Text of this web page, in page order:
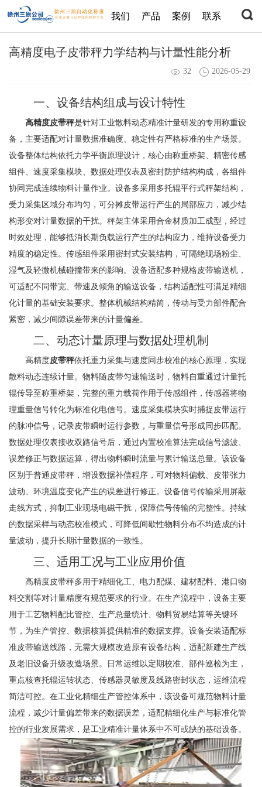
我们 产品 案例 联系
高精度电子皮带秤力学结构与计量性能分析
32 2026-05-29
一、设备结构组成与设计特性
高精度皮带秤是针对工业散料动态精准计量研发的专用称重设
备，主要适配对计量数据准确度、稳定性有严格标准的生产场景。
设备整体结构依托力学平衡原理设计，核心由称重桥架、精密传感
组件、速度采集模块、数据处理仪表及密封防护结构构成，各组件
协同完成连续物料计量作业。设备多采用多托辊平行式秤架结构，
受力采集区域分布均匀，可分摊皮带运行产生的局部应力，减少结
构形变对计量数据的干扰。秤架主体采用合金材质加工成型，经过
时效处理，能够抵消长期负载运行产生的结构应力，维持设备受力
精度的稳定性。传感组件采用密封式安装结构，可隔绝现场粉尘、
湿气及轻微机械碰撞带来的影响。设备适配多种规格皮带输送机，
可适配不同带宽、带速及倾角的输送设备，结构适配性可满足精细
化计量的基础安装要求。整体机械结构精简，传动与受力部件配合
紧密，减少间隙误差带来的计量偏差。
二、动态计量原理与数据处理机制
高精度皮带秤依托重力采集与速度同步校准的核心原理，实现
散料动态连续计量。物料随皮带匀速输送时，物料自重通过计量托
辊传导至称重桥架，完整的重力载荷作用于传感组件，传感器将物
理重量信号转化为标准化电信号。速度采集模块实时捕捉皮带运行
的脉冲信号，记录皮带瞬时运行参数，与重量信号形成同步匹配。
数据处理仪表接收双路信号后，通过内置校准算法完成信号滤波、
误差修正与数据运算，得出物料瞬时流量与累计输送总量。该设备
区别于普通皮带秤，增设数据补偿程序，可对物料偏载、皮带张力
波动、环境温度变化产生的误差进行修正。设备信号传输采用屏蔽
走线方式，抑制工业现场电磁干扰，保障信号传输的完整性。持续
的数据采样与动态校准模式，可降低间歇性物料分布不均造成的计
量波动，提升长期计量数据的一致性。
三、适用工况与工业应用价值
高精度皮带秤多用于精细化工、电力配煤、建材配料、港口物
料交割等对计量精度有规范要求的行业。在生产流程中，设备主要
用于工艺物料配比管控、生产总量统计、物料贸易结算等关键环
节，为生产管控、数据核算提供精准的数据支撑。设备安装适配标
准皮带输送线路，无需大规模改造原有设备结构，适配新建生产线
及老旧设备升级改造场景。日常运维以定期校准、部件巡检为主，
重点核查托辊运转状态、传感器灵敏度及线路密封状态，运维流程
简洁可控。在工业化精细生产管控体系中，该设备可规范物料计量
流程，减少计量偏差带来的数据误差，适配精细化生产与标准化管
控的行业发展需求，是工业精准计量体系中不可或缺的基础设备。